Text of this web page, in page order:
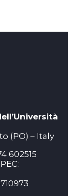
(PO) – Italy
602515